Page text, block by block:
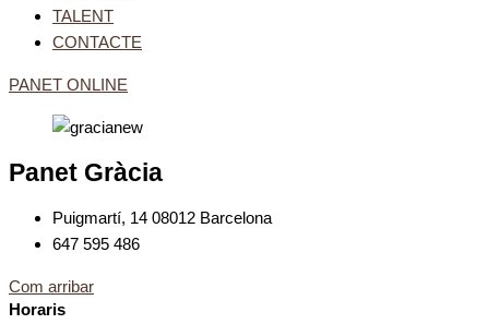
TALENT
CONTACTE
PANET ONLINE
Panet Gràcia
Puigmartí, 14 08012 Barcelona
647 595 486
Com arribar
Horaris